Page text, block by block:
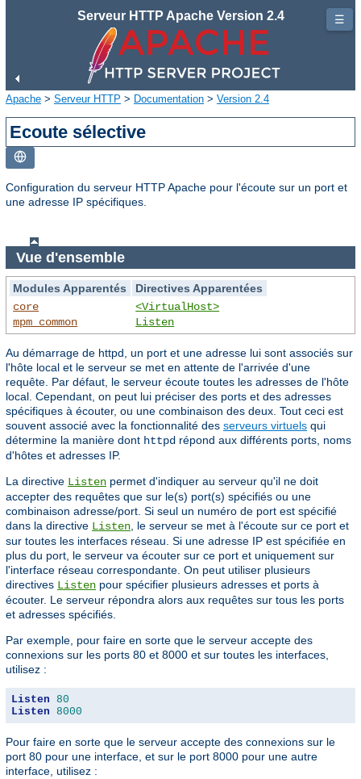
Serveur HTTP Apache Version 2.4
Apache > Serveur HTTP > Documentation > Version 2.4
Ecoute sélective
Configuration du serveur HTTP Apache pour l'écoute sur un port et
une adresse IP spécifiques.
Vue d'ensemble
Modules Apparentés
Directives Apparentées
core
mpm_common
<VirtualHost>
Listen
Au démarrage de httpd, un port et une adresse lui sont associés sur
l'hôte local et le serveur se met en attente de l'arrivée d'une
requête. Par défaut, le serveur écoute toutes les adresses de l'hôte
local. Cependant, on peut lui préciser des ports et des adresses
spécifiques à écouter, ou une combinaison des deux. Tout ceci est
souvent associé avec la fonctionnalité des serveurs virtuels qui
détermine la manière dont httpd répond aux différents ports, noms
d'hôtes et adresses IP.
La directive Listen permet d'indiquer au serveur qu'il ne doit
accepter des requêtes que sur le(s) port(s) spécifiés ou une
combinaison adresse/port. Si seul un numéro de port est spécifié
dans la directive Listen , le serveur se met à l'écoute sur ce port et
sur toutes les interfaces réseau. Si une adresse IP est spécifiée en
plus du port, le serveur va écouter sur ce port et uniquement sur
l'interface réseau correspondante. On peut utiliser plusieurs
directives Listen pour spécifier plusieurs adresses et ports à
écouter. Le serveur répondra alors aux requêtes sur tous les ports
et adresses spécifiés.
Par exemple, pour faire en sorte que le serveur accepte des
connexions sur les ports 80 et 8000 et sur toutes les interfaces,
utilisez :
Listen 80
Listen 8000
Pour faire en sorte que le serveur accepte des connexions sur le
port 80 pour une interface, et sur le port 8000 pour une autre
interface, utilisez :
☰